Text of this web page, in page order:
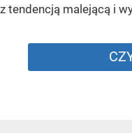
z tendencją malejącą i